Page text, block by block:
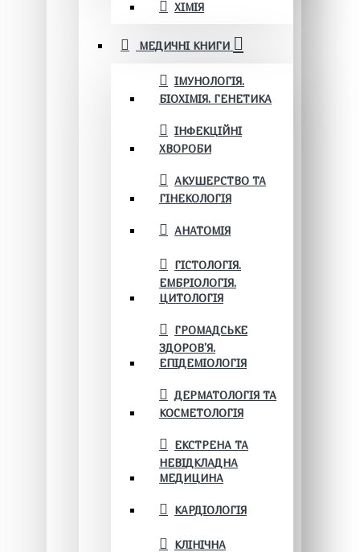
ХІМІЯ
МЕДИЧНІ КНИГИ
ІМУНОЛОГІЯ.
БІОХІМІЯ. ГЕНЕТИКА
ІНФЕКЦІЙНІ
ХВОРОБИ
АКУШЕРСТВО ТА
ГІНЕКОЛОГІЯ
АНАТОМІЯ
ГІСТОЛОГІЯ.
ЕМБРІОЛОГІЯ.
ЦИТОЛОГІЯ
ГРОМАДСЬКЕ
ЗДОРОВ’Я.
ЕПІДЕМІОЛОГІЯ
ДЕРМАТОЛОГІЯ ТА
КОСМЕТОЛОГІЯ
ЕКСТРЕНА ТА
НЕВІДКЛАДНА
МЕДИЦИНА
КАРДІОЛОГІЯ
КЛІНІЧНА